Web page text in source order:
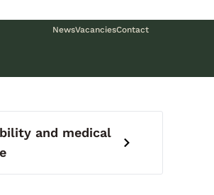
NewsVacanciesContact
and medical